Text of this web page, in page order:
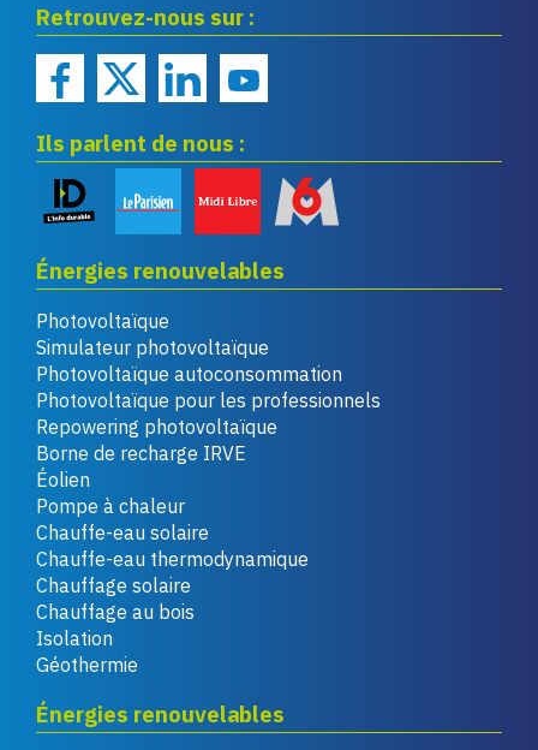
renouvelables
Retrouvez-nous sur :
Ils parlent de nous :
Énergies renouvelables
Photovoltaïque
Simulateur photovoltaïque
Photovoltaïque autoconsommation
Photovoltaïque pour les professionnels
Repowering photovoltaïque
Borne de recharge IRVE
Éolien
Pompe à chaleur
Chauffe-eau solaire
Chauffe-eau thermodynamique
Chauffage solaire
Chauffage au bois
Isolation
Géothermie
Énergies renouvelables